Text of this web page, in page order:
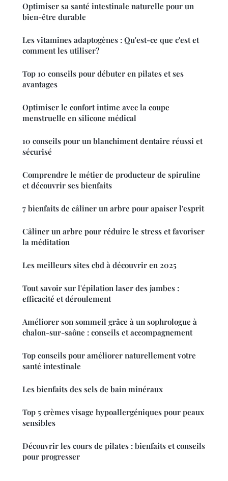
Optimiser sa santé intestinale naturelle pour un
bien-être durable
Les vitamines adaptogènes : Qu'est-ce que c'est et
comment les utiliser?
Top 10 conseils pour débuter en pilates et ses
avantages
Optimiser le confort intime avec la coupe
menstruelle en silicone médical
10 conseils pour un blanchiment dentaire réussi et
sécurisé
Comprendre le métier de producteur de spiruline
et découvrir ses bienfaits
7 bienfaits de câliner un arbre pour apaiser l'esprit
Câliner un arbre pour réduire le stress et favoriser
la méditation
Les meilleurs sites cbd à découvrir en 2025
Tout savoir sur l'épilation laser des jambes :
efficacité et déroulement
Améliorer son sommeil grâce à un sophrologue à
chalon-sur-saône : conseils et accompagnement
Top conseils pour améliorer naturellement votre
santé intestinale
Les bienfaits des sels de bain minéraux
Top 5 crèmes visage hypoallergéniques pour peaux
sensibles
Découvrir les cours de pilates : bienfaits et conseils
pour progresser